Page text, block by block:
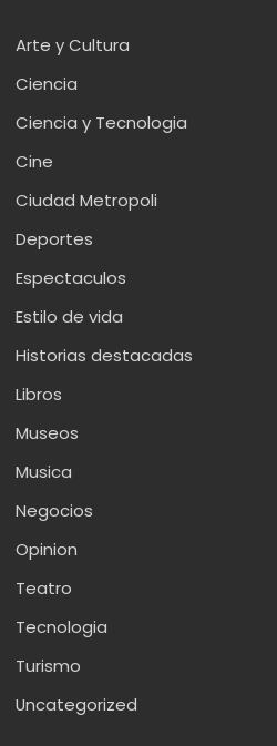
Arte y Cultura
Ciencia
Ciencia y Tecnologia
Cine
Ciudad Metropoli
Deportes
Espectaculos
Estilo de vida
Historias destacadas
Libros
Museos
Musica
Negocios
Opinion
Teatro
Tecnologia
Turismo
Uncategorized